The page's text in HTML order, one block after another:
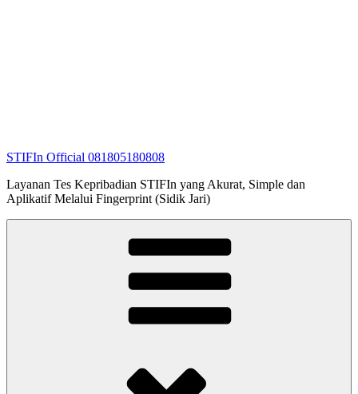
STIFIn Official 081805180808
Layanan Tes Kepribadian STIFIn yang Akurat, Simple dan
Aplikatif Melalui Fingerprint (Sidik Jari)